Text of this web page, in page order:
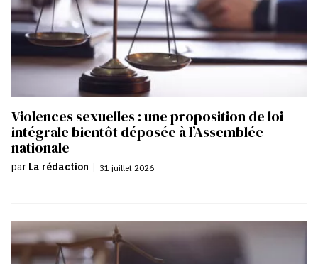
Violences sexuelles : une proposition de loi
intégrale bientôt déposée à l’Assemblée
nationale
par La rédaction | 31 juillet 2026